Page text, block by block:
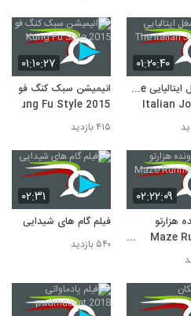
۰۱:۲۰:۴۰
فیلم شغل ایتالیایی The
Italian
۰۱:۱۰:۲۷
انیمیشن سبک کنگ فو
Kung Fu Style 2015
۴۱۵ بازدید
۰۲:۲۲:۰۹
هزارتو
Maze
۰۲:۳۱
فیلم گام‌ های شیدایی
۵۴۰ بازدید